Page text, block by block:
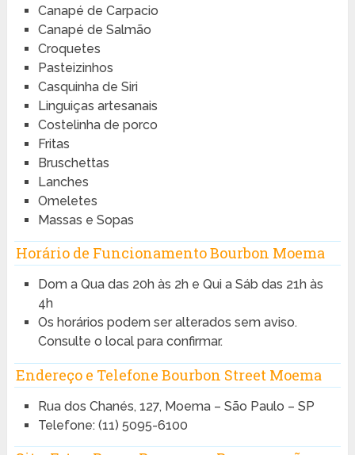
Canapé de Carpacio
Canapé de Salmão
Croquetes
Pasteizinhos
Casquinha de Siri
Linguiças artesanais
Costelinha de porco
Fritas
Bruschettas
Lanches
Omeletes
Massas e Sopas
Horário de Funcionamento Bourbon Moema
Dom a Qua das 20h às 2h e Qui a Sáb das 21h às
4h
Os horários podem ser alterados sem aviso.
Consulte o local para confirmar.
Endereço e Telefone Bourbon Street Moema
Rua dos Chanés, 127, Moema – São Paulo – SP
Telefone: (11) 5095-6100